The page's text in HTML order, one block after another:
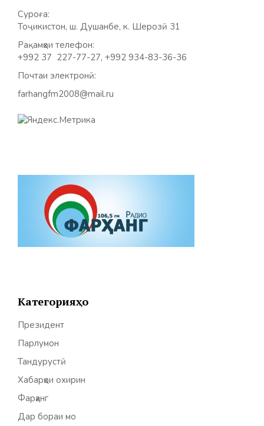
Суроға:
Тоҷикистон, ш. Душанбе, к. Шерозӣ 31
Рақамҳои телефон:
+992 37 227-77-27, +992 934-83-36-36
Почтаи электронӣ:
farhangfm2008@mail.ru
Категорияҳо
Президент
Парлумон
Тандурустӣ
Хабарҳои охирин
Фарҳанг
Дар бораи мо